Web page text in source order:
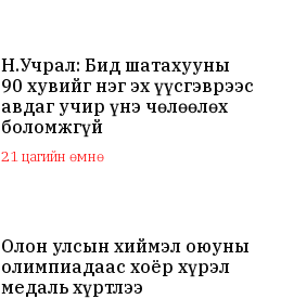
Н.Учрал: Бид шатахууны
90 хувийг нэг эх үүсгэврээс
авдаг учир үнэ чөлөөлөх
боломжгүй
21 цагийн өмнө
Олон улсын хиймэл оюуны
олимпиадаас хоёр хүрэл
медаль хүртлээ